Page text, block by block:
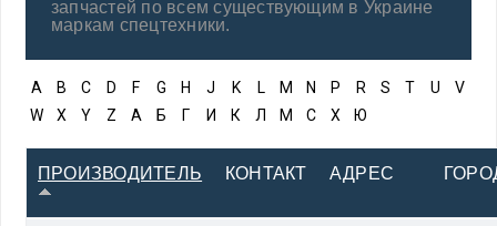
запчастей по всем существующим в Украине
маркам спецтехники.
A B C D F G H J K L M N P R S T U
V
W
X Y Z А Б Г И К Л М С Х Ю
ПРОИЗВОДИТЕЛЬ КОНТАКТ АДРЕС